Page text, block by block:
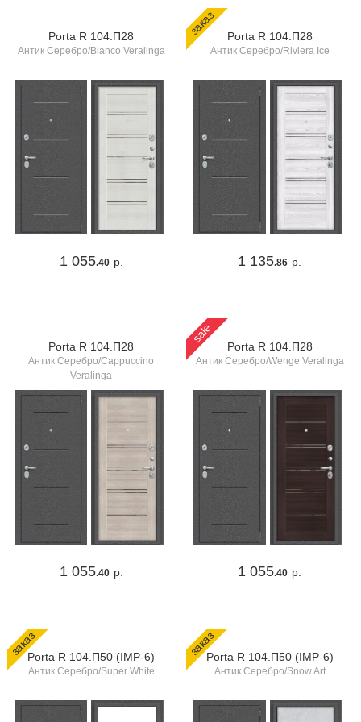
Porta R 104.П28
Антик Серебро/Bianco Veralinga
1 055.40 р.
заказ Porta R 104.П28
Антик Серебро/Riviera Ice
1 135.86 р.
Porta R 104.П28
Антик Серебро/Cappuccino
Veralinga
1 055.40 р.
sale
Porta R 104.П28
Антик Серебро/Wenge Veralinga
1 055.40 р.
заказPorta R 104.П50 (IMP-6)
Антик Серебро/Super White
заказPorta R 104.П50 (IMP-6)
Антик Серебро/Snow Art